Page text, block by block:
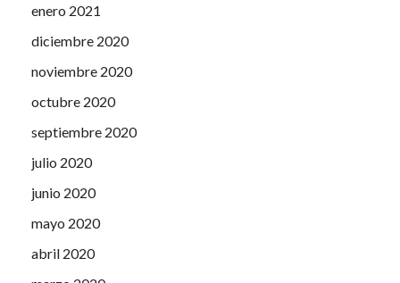
enero 2021
diciembre 2020
noviembre 2020
octubre 2020
septiembre 2020
julio 2020
junio 2020
mayo 2020
abril 2020